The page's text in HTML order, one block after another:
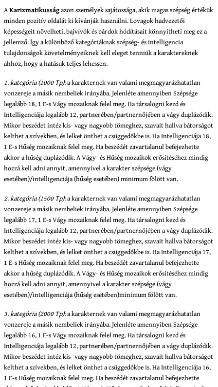
AKarizmatikusságazon személyek sajátossága, akik magas szépség értékük
minden pozitív oldalát ki kívánják használni. Lovagok hadvezetői
képességeit növelheti, bajvívók és bárdok hódításait könnyítheti meg ez a
jellemző. Így a különböző kategóriáknak szépség- és intelligencia
tulajdonságok követelményeiknek kell eleget tenniük a karaktereknek
ahhoz, hogy a hatásuk teljes lehessen.
1. kategória (1000 Tp):a karakternek van valami megmagyarázhatatlan
vonzereje a másik nembeliek irányába. Jelenléte amennyiben Szépsége
legalább 18, 1 E-s Vágy mozaiknak felel meg. Ha társalogni kezd és
Intelligenciája legalább 12, partnerében/partnernőjében a vágy duplázódik.
Mikor beszédet intéz kis- vagy nagyobb tömeghez, szavait hallva bátorságot
kelthet a szívekben, és lelket önthet a csüggedőkbe is. Ha Intelligenciája 18,
1 E-s Hűség mozaiknak felel meg. Ha beszédét zavartalanul befejezhette
akkor a hűség duplázódik. A Vágy- és Hűség mozaikok erősítéséhez mindig
hozzá kell adni annyit, amennyivel a karakter szépsége (vágy
esetében)/intelligenciája (hűség esetében) minimum fölött van.
2. kategória (1500 Tp):a karakternek van valami megmagyarázhatatlan
vonzereje a másik nembeliek irányába. Jelenléte amennyiben Szépsége
legalább 17, 1 E-s Vágy mozaiknak felel meg. Ha társalogni kezd és
Intelligenciája legalább 12, partnerében/partnernőjében a vágy duplázódik.
Mikor beszédet intéz kis- vagy nagyobb tömeghez, szavait hallva bátorságot
kelthet a szívekben, és lelket önthet a csüggedőkbe is. Ha Intelligenciája 17,
1 E-s Hűség mozaiknak felel meg. Ha beszédét zavartalanul befejezhette
akkor a hűség duplázódik. A Vágy- és Hűség mozaikok erősítéséhez mindig
hozzá kell adni annyit, amennyivel a karakter szépsége (vágy
esetében)/intelligenciája (hűség esetében)minimum fölött van.
3. kategória (2000 Tp):a karakternek van valami megmagyarázhatatlan
vonzereje a másik nembeliek irányába. Jelenléte amennyiben Szépsége
legalább 16, 1 E-s Vágy mozaiknak felel meg. Ha társalogni kezd és
Intelligenciája legalább 12, partnerében/partnernőjében a vágy duplázódik.
Mikor beszédet intéz kis- vagy nagyobb tömeghez, szavait hallva bátorságot
kelthet a szívekben, és lelket önthet a csüggedőkbe is. Ha Intelligenciája 16,
1 E-s Hűség mozaiknak felel meg. Ha beszédét zavartalanul befejezhette